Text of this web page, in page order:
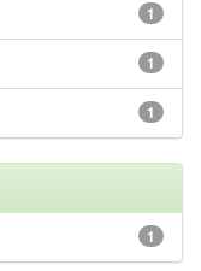
1
1
1
1